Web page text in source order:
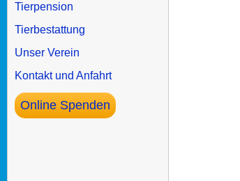
Tierpension
Tierbestattung
Unser Verein
Kontakt und Anfahrt
Online Spenden